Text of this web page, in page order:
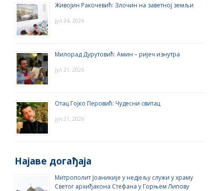
Живојин Ракочевић: Злочин на заветној земљи
јул 24, 2026
Милорад Дурутовић: Амин – ријеч изнутра
јул 21, 2026
Отац Гојко Перовић: Чудесни свитац
јул 21, 2026
Најаве догађаја
Митрополит Јоаникије у недјељу служи у храму
Светог архиђакона Стефана у Горњем Липову